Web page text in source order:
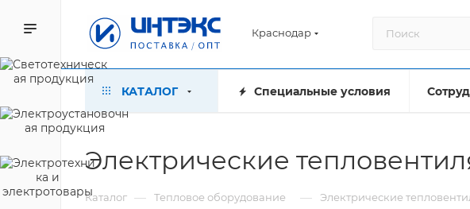
Краснодар
КАТАЛОГ Специальные условия
Электрические
Каталог — Тепловое оборудование — Электрические